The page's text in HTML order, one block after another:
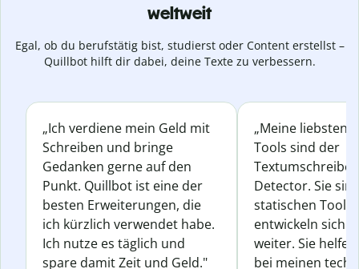
weltweit
Egal, ob du berufstätig bist, studierst oder Content erstellst –
Quillbot hilft dir dabei, deine Texte zu verbessern.
„Ich verdiene mein Geld mit
Schreiben und bringe
Gedanken gerne auf den
Punkt. Quillbot ist eine der
besten Erweiterungen, die
ich kürzlich verwendet habe.
Ich nutze es täglich und
spare damit Zeit und Geld."
„Meine liebsten
Tools sind der
Detector. Sie
statischen
entwickeln sich
weiter. Sie
bei meinen